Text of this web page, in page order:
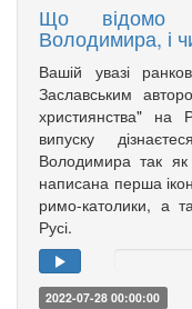
Що відомо
Володимира, і
Вашій увазі
Заславським
християнства" на
випуску
Володимира так
написана перша
римо-католики, а
Русі.
2022-07-28 00:00:00